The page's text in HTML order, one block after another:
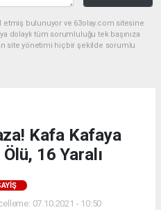
etmiş bulunuyor ve 63olay.com sitesine
dolaylı tüm sorumluluğu tek başınıza
site yönetimi hiçbir şekilde sorumlu
Kafa Kafaya
16 Yaralı
07.10.2021 - 10:50